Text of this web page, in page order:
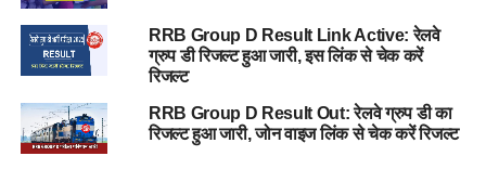
RRB Group D Result Link Active: रेलवे
ग्रुप डी रिजल्ट हुआ जारी, इस लिंक से चेक करें
रिजल्ट
RRB Group D Result Out: रेलवे ग्रुप डी का
रिजल्ट हुआ जारी, जोन वाइज लिंक से चेक करें रिजल्ट